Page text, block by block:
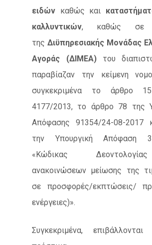
ειδών καθώς και
καλλυντικών, καθώς σε
τηςΔιϋπηρεσιακής Μονάδας
Αγοράς (ΔΙΜΕΑ)του
παραβίαζαν την κείμενη
συγκεκριμένα το άρθρο
4177/2013, το άρθρο 78 της
Απόφασης 91354/24-08-2017
την Υπουργική Απόφαση
«Κώδικας
ανακοινώσεων μείωσης της
σε προσφορές/εκπτώσεις/
ενέργειες)».
Συγκεκριμένα, επιβάλλονται